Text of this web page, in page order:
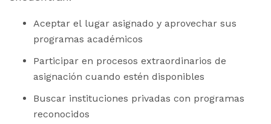
Aceptar el lugar asignado y aprovechar sus
programas académicos
Participar en procesos extraordinarios de
asignación cuando estén disponibles
Buscar instituciones privadas con programas
reconocidos